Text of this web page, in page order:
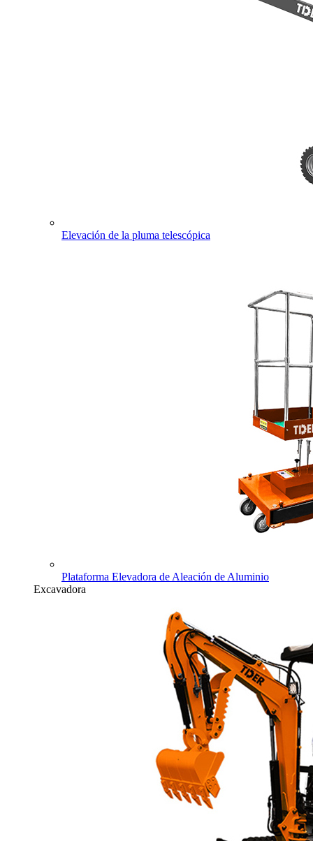
Elevación de la pluma telescópica
Plataforma Elevadora de Aleación de Aluminio
Excavadora